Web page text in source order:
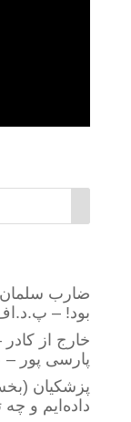
ضارب سلمان
بود! –
خارج از
پارسی پور
داده‌ایم و چه